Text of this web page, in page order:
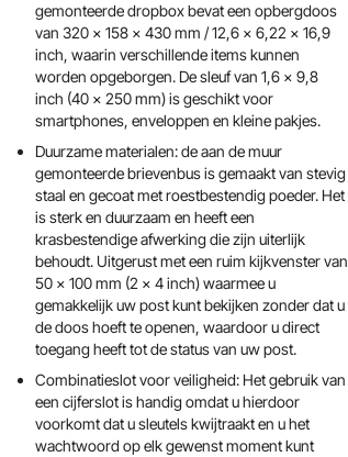
gemonteerde dropbox bevat een opbergdoos
van 320 x 158 x 430 mm / 12,6 x 6,22 x 16,9
inch, waarin verschillende items kunnen
worden opgeborgen. De sleuf van 1,6 x 9,8
inch (40 x 250 mm) is geschikt voor
smartphones, enveloppen en kleine pakjes.
Duurzame materialen: de aan de muur
gemonteerde brievenbus is gemaakt van stevig
staal en gecoat met roestbestendig poeder. Het
is sterk en duurzaam en heeft een
krasbestendige afwerking die zijn uiterlijk
behoudt. Uitgerust met een ruim kijkvenster van
50 x 100 mm (2 x 4 inch) waarmee u
gemakkelijk uw post kunt bekijken zonder dat u
de doos hoeft te openen, waardoor u direct
toegang heeft tot de status van uw post.
Combinatieslot voor veiligheid: Het gebruik van
een cijferslot is handig omdat u hierdoor
voorkomt dat u sleutels kwijtraakt en u het
wachtwoord op elk gewenst moment kunt